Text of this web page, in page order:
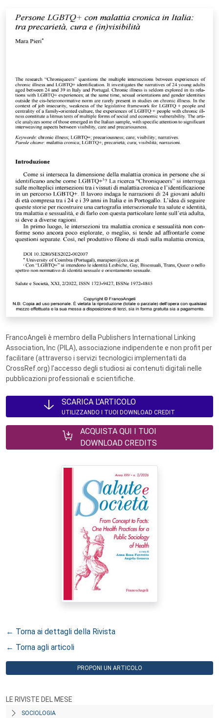
FrancoAngeli è membro della Publishers International Linking
Association, Inc (PILA), associazione indipendente e non profit per
facilitare (attraverso i servizi tecnologici implementati da
CrossRef.org) l’accesso degli studiosi ai contenuti digitali nelle
pubblicazioni professionali e scientifiche.
SCARICA L'ARTICOLO
UTILIZZANDO I TUOI DOWNLOAD CREDIT
ACQUISTA QUI I TUOI
DOWNLOAD CREDITS
← Torna ai dettagli della Rivista
← Torna agli articoli
PROPONI UN ARTICOLO
LE RIVISTE DEL MESE
SOCIOLOGIA